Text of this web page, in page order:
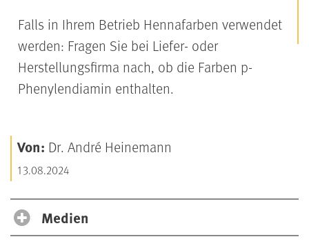
Falls in Ihrem Betrieb Hennafarben verwendet
werden: Fragen Sie bei Liefer- oder
Herstellungsfirma nach, ob die Farben p-
Phenylendiamin enthalten.
Von: Dr. André Heinemann
13.08.2024
Medien